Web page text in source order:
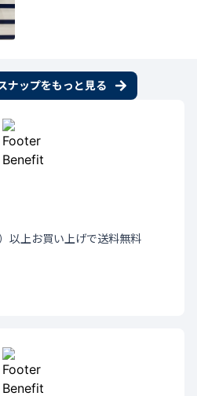
ナップをもっと見る
以上お買い上げで送料無料